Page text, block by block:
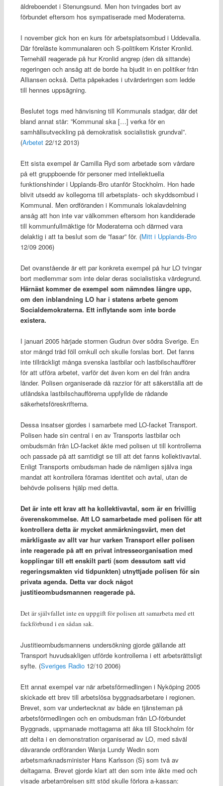
äldreboendet i Stenungsund. Men hon tvingades bort av
förbundet eftersom hos sympatiserade med Moderaterna.
I november gick hon en kurs för arbetsplatsombud i Uddevalla.
Där föreläste kommunalaren och S-politikern Krister Kronlid.
Ternehäll reagerade på hur Kronlid angrep (den då sittande)
regeringen och ansåg att de borde ha bjudit in en politiker från
Alliansen också. Detta påpekades i utvärderingen som ledde
till hennes uppsägning.
Beslutet togs med hänvisning till Kommunals stadgar, där det
bland annat står: ”Kommunal ska […] verka för en
samhällsutveckling på demokratisk socialistisk grundval”.
(Arbetet 22/12 2013)
Ett sista exempel är Camilla Ryd som arbetade som vårdare
på ett gruppboende för personer med intellektuella
funktionshinder i Upplands-Bro utanför Stockholm. Hon hade
blivit utsedd av kollegorna till arbetsplats- och skyddsombud i
Kommunal. Men ordföranden i Kommunals lokalavdelning
ansåg att hon inte var välkommen eftersom hon kandiderade
till kommunfullmäktige för Moderaterna och därmed vara
delaktig i att ta beslut som de ”fasar” för. (Mitt i Upplands-Bro
12/09 2006)
Det ovanstående är ett par konkreta exempel på hur LO tvingar
bort medlemmar som inte delar deras socialistiska värdegrund.
Härnäst kommer de exempel som nämndes längre upp,
om den inblandning LO har i statens arbete genom
Socialdemokraterna. Ett inflytande som inte borde
existera.
I januari 2005 härjade stormen Gudrun över södra Sverige. En
stor mängd träd föll omkull och skulle forslas bort. Det fanns
inte tillräckligt många svenska lastbilar och lastbilschaufförer
för att utföra arbetet, varför det även kom en del från andra
länder. Polisen organiserade då razzior för att säkerställa att de
utländska lastbilschaufförerna uppfyllde de rådande
säkerhetsföreskrifterna.
Dessa insatser gjordes i samarbete med LO-facket Transport.
Polisen hade sin central i en av Transports lastbilar och
ombudsmän från LO-facket åkte med polisen ut till kontrollerna
och passade på att samtidigt se till att det fanns kollektivavtal.
Enligt Transports ombudsman hade de nämligen själva inga
mandat att kontrollera förarnas identitet och avtal, utan de
behövde polisens hjälp med detta.
Det är inte ett krav att ha kollektivavtal, som är en frivillig
överenskommelse. Att LO samarbetade med polisen för att
kontrollera detta är mycket anmärkningsvärt, men det
märkligaste av allt var hur varken Transport eller polisen
inte reagerade på att en privat intresseorganisation med
kopplingar till ett enskilt parti (som dessutom satt vid
regeringsmakten vid tidpunkten) utnyttjade polisen för sin
privata agenda. Detta var dock något
justitieombudsmannen reagerade på.
Det är självfallet inte en uppgift för polisen att samarbeta med ett
fackförbund i en sådan sak.
Justitieombudsmannens undersökning gjorde gällande att
Transport huvudsakligen utförde kontrollerna i ett arbetsrättsligt
syfte. (Sveriges Radio12/10 2006)
Ett annat exempel var när arbetsförmedlingen i Nyköping 2005
skickade ett brev till arbetslösa byggnadsarbetare i regionen.
Brevet, som var undertecknat av både en tjänsteman på
arbetsförmedlingen och en ombudsman från LO-förbundet
Byggnads, uppmanade mottagarna att åka till Stockholm för
att delta i en demonstration organiserad av LO, med såväl
dåvarande ordföranden Wanja Lundy Wedin som
arbetsmarknadsminister Hans Karlsson (S) som två av
deltagarna. Brevet gjorde klart att den som inte åkte med och
visade arbetarrörelsen sitt stöd skulle förlora a-kassan: